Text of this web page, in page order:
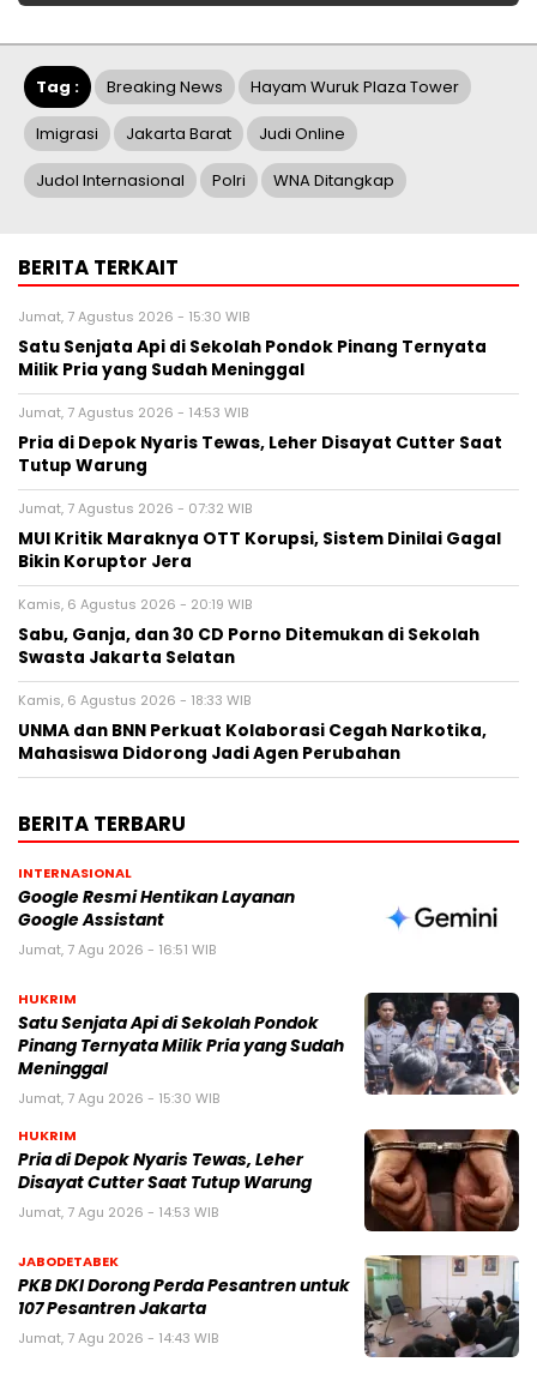
Tag : Breaking News Hayam Wuruk Plaza Tower
Imigrasi Jakarta Barat Judi Online
Judol Internasional Polri WNA Ditangkap
BERITA TERKAIT
Jumat, 7 Agustus 2026 - 15:30 WIB
Satu Senjata Api di Sekolah Pondok Pinang Ternyata
Milik Pria yang Sudah Meninggal
Jumat, 7 Agustus 2026 - 14:53 WIB
Pria di Depok Nyaris Tewas, Leher Disayat Cutter Saat
Tutup Warung
Jumat, 7 Agustus 2026 - 07:32 WIB
MUI Kritik Maraknya OTT Korupsi, Sistem Dinilai Gagal
Bikin Koruptor Jera
Kamis, 6 Agustus 2026 - 20:19 WIB
Sabu, Ganja, dan 30 CD Porno Ditemukan di Sekolah
Swasta Jakarta Selatan
Kamis, 6 Agustus 2026 - 18:33 WIB
UNMA dan BNN Perkuat Kolaborasi Cegah Narkotika,
Mahasiswa Didorong Jadi Agen Perubahan
BERITA TERBARU
INTERNASIONAL
Google Resmi Hentikan Layanan
Google Assistant
Jumat, 7 Agu 2026 - 16:51 WIB
HUKRIM
Satu Senjata Api di Sekolah Pondok
Pinang Ternyata Milik Pria yang Sudah
Meninggal
Jumat, 7 Agu 2026 - 15:30 WIB
HUKRIM
Pria di Depok Nyaris Tewas, Leher
Disayat Cutter Saat Tutup Warung
Jumat, 7 Agu 2026 - 14:53 WIB
JABODETABEK
PKB DKI Dorong Perda Pesantren untuk
107 Pesantren Jakarta
Jumat, 7 Agu 2026 - 14:43 WIB